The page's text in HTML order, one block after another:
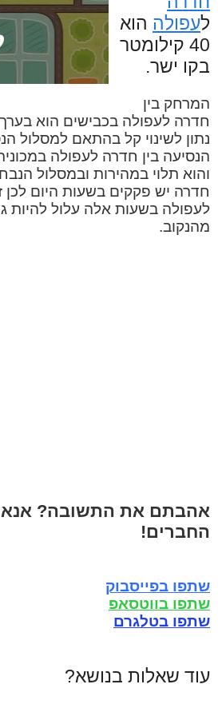
לעפולה הוא
40 קילומטר
בקו ישר.
המרחק בין
נתון לשינוי קל בהתאם למסלול
והוא תלוי במהירות ובמסלול
חדרה יש פקקים בשעות היום לכן
לעפולה בשעות אלה עלול להיות
מהנקוב.
אהבתם את התשובה?
החברים!
שתפו בפייסבוק
שתפו בווטסאפ
שתפו בטלגרם
עוד שאלות בנושא?